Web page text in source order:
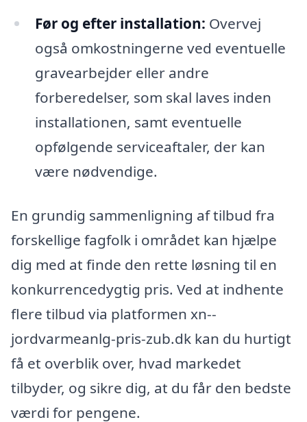
Før og efter installation: Overvej
også omkostningerne ved eventuelle
gravearbejder eller andre
forberedelser, som skal laves inden
installationen, samt eventuelle
opfølgende serviceaftaler, der kan
være nødvendige.
En grundig sammenligning af tilbud fra
forskellige fagfolk i området kan hjælpe
dig med at finde den rette løsning til en
konkurrencedygtig pris. Ved at indhente
flere tilbud via platformen xn--
jordvarmeanlg-pris-zub.dk kan du hurtigt
få et overblik over, hvad markedet
tilbyder, og sikre dig, at du får den bedste
værdi for pengene.